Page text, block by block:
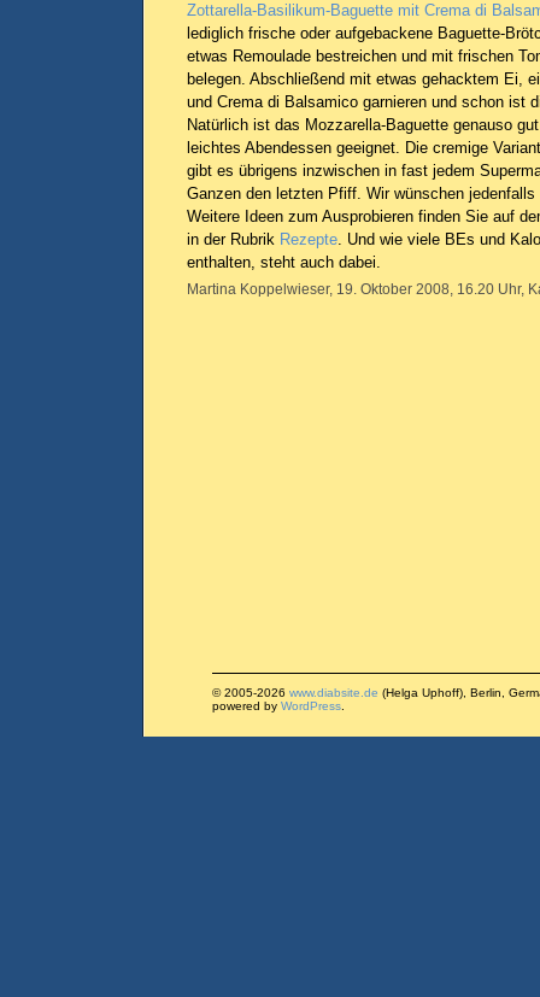
Zottarella-Basilikum-Baguette mit Crema di
lediglich frische oder aufgebackene Baguette-
etwas Remoulade bestreichen und mit frischen
belegen. Abschließend mit etwas gehacktem Ei,
und Crema di Balsamico garnieren und schon ist
Natürlich ist das Mozzarella-Baguette genauso
leichtes Abendessen geeignet. Die cremige
gibt es übrigens inzwischen in fast jedem
Ganzen den letzten Pfiff. Wir wünschen
Weitere Ideen zum Ausprobieren finden Sie auf
in der Rubrik Rezepte. Und wie viele BEs und
enthalten, steht auch dabei.
Martina Koppelwieser, 19. Oktober 2008, 16.20 Uhr,
© 2005-2026 www.diabsite.de (Helga Uphoff), Berlin,
powered by WordPress.